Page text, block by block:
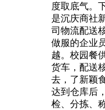
度取底气。
是沉庆商社
司物流配送
做服的企业
越。校园餐
货车，配送
去，了新颖
达到仓库后
检、分拣、